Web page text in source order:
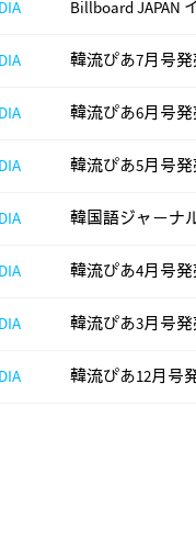
Billboard JAPAN
韓流ぴあ7月号
韓流ぴあ6月号
韓流ぴあ5月号
韓国語ジャーナ
韓流ぴあ4月号
韓流ぴあ3月号
韓流ぴあ12月号